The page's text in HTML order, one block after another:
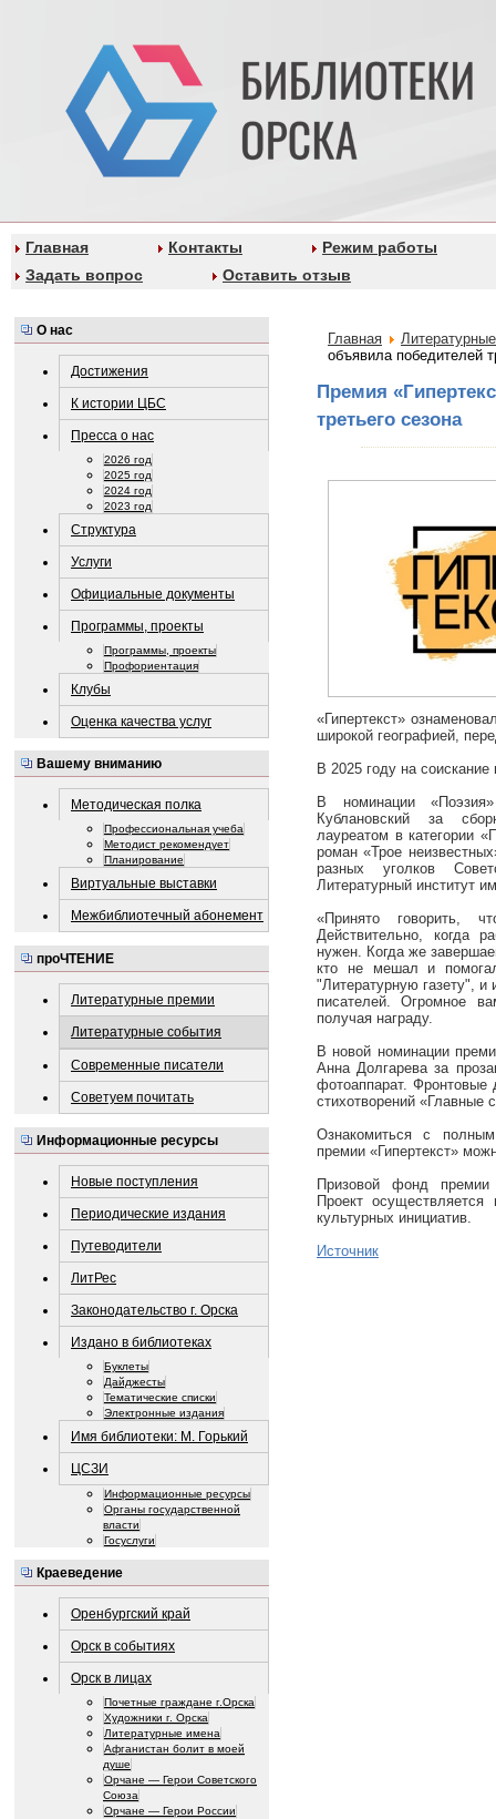
Главная Контакты
Режим работы
Задать вопрос
Оставить отзыв
О нас
Достижения
К истории ЦБС
Пресса о нас
2026 год
2025 год
2024 год
2023 год
Структура
Услуги
Официальные документы
Программы, проекты
Программы, проекты
Профориентация
Клубы
Оценка качества услуг
Вашему вниманию
Методическая полка
Профессиональная учеба
Методист рекомендует
Планирование
Виртуальные выставки
Межбиблиотечный абонемент
проЧТЕНИЕ
Литературные премии
Литературные события
Современные писатели
Советуем почитать
Информационные ресурсы
Новые поступления
Периодические издания
Путеводители
ЛитРес
Законодательство г. Орска
Издано в библиотеках
Буклеты
Дайджесты
Тематические списки
Электронные издания
Имя библиотеки: М. Горький
ЦСЗИ
Информационные ресурсы
Органы государственной
власти
Госуслуги
Краеведение
Оренбургский край
Орск в событиях
Орск в лицах
Почетные граждане г.Орска
Художники г. Орска
Литературные имена
Афганистан болит в моей
душе
Орчане — Герои Советского
Союза
Орчане — Герои России
Главная
объявила победителей
Премия
третьего сезона
«Гипертекст»
широкой географией,
В 2025 году на
В номинации
Кублановский за
лауреатом в категории
роман «Трое
разных уголков
Литературный институт
«Принято говорить,
Действительно, когда
нужен. Когда же
кто не мешал и
"Литературную газету", и
писателей. Огромное
получая награду.
В новой номинации
Анна Долгарева за
фотоаппарат. Фронтовые
стихотворений «Главные
Ознакомиться с
премии «Гипертекст»
Призовой фонд премии
Проект
культурных инициатив.
Источник